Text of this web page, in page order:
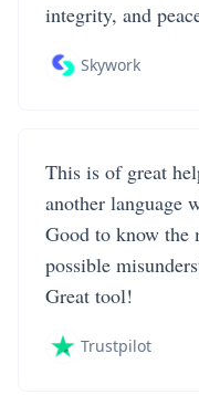
integrity, and
Skywork
This is of great
another language
Good to know the
possible
Great tool!
Trustpilot